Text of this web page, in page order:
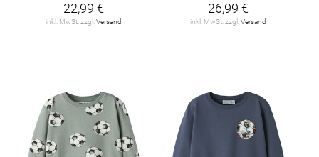
22,99 €
inkl. MwSt. zzgl.Versand
26,99 €
inkl. MwSt. zzgl.Versand